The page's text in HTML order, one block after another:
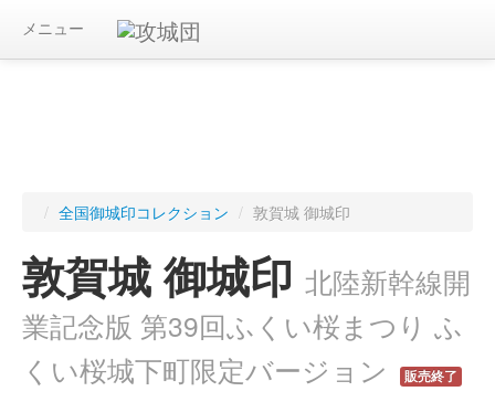
メニュー
/ 全国御城印コレクション / 敦賀城 御城印
敦賀城 御城印 北陸新幹線開
業記念版 第39回ふくい桜まつり ふ
くい桜城下町限定バージョン
販売終了